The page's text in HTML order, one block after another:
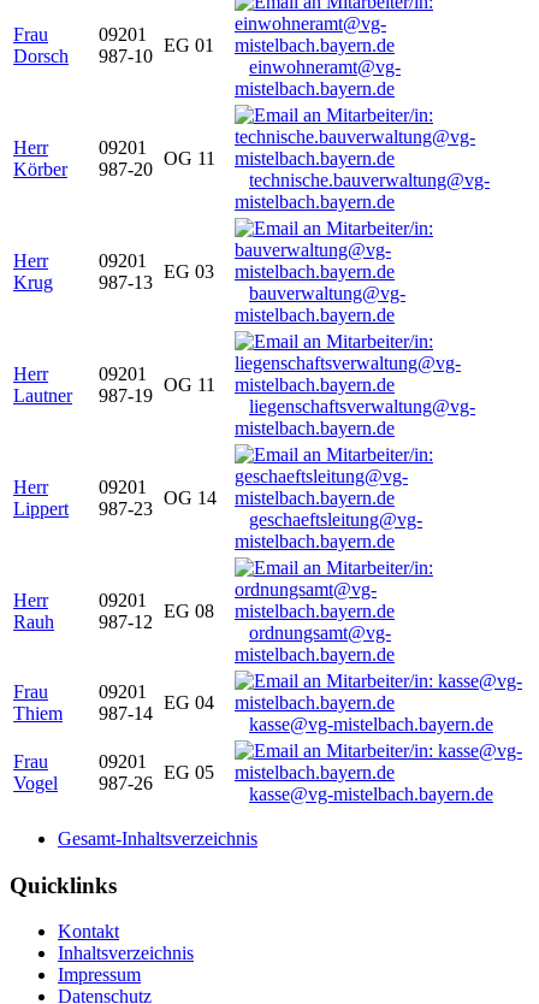
Frau
Dorsch
09201
987-10
EG 01
einwohneramt@vg-
mistelbach.bayern.de
Herr
Körber
09201
987-20
OG 11
technische.bauverwaltung@vg-
mistelbach.bayern.de
Herr
Krug
09201
987-13
EG 03
bauverwaltung@vg-
mistelbach.bayern.de
Herr
Lautner
09201
987-19
OG 11
liegenschaftsverwaltung@vg-
mistelbach.bayern.de
Herr
Lippert
09201
987-23
OG 14
geschaeftsleitung@vg-
mistelbach.bayern.de
Herr
Rauh
09201
987-12
EG 08
ordnungsamt@vg-
mistelbach.bayern.de
Frau
Thiem
09201
987-14
EG 04
kasse@vg-mistelbach.bayern.de
Frau
Vogel
09201
987-26
EG 05
kasse@vg-mistelbach.bayern.de
Gesamt-Inhaltsverzeichnis
Quicklinks
Kontakt
Inhaltsverzeichnis
Impressum
Datenschutz